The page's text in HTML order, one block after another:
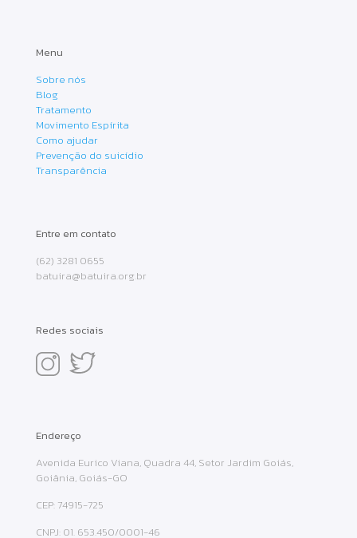
Menu
Sobre nós
Blog
Tratamento
Movimento Espírita
Como ajudar
Prevenção do suicídio
Transparência
Entre em contato
(62) 3281 0655
batuira@batuira.org.br
Redes sociais
Endereço
Avenida Eurico Viana, Quadra 44, Setor Jardim Goiás,
Goiânia, Goiás-GO
CEP: 74915-725
CNPJ: 01. 653.450/0001-46